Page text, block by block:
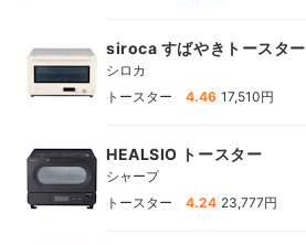
siroca すばやきトースター
シロカ
トースター
4.46 17,510円
HEALSIO トースター
シャープ
トースター
4.24 23,777円